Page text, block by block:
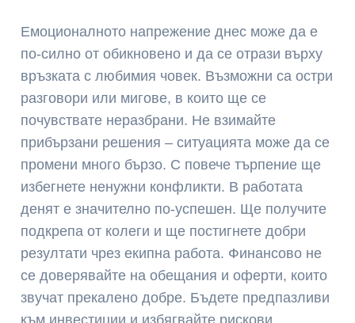
Емоционалното напрежение днес може да е
по-силно от обикновено и да се отрази върху
връзката с любимия човек. Възможни са остри
разговори или мигове, в които ще се
почувствате неразбрани. Не взимайте
прибързани решения – ситуацията може да се
промени много бързо. С повече търпение ще
избегнете ненужни конфликти. В работата
денят е значително по-успешен. Ще получите
подкрепа от колеги и ще постигнете добри
резултати чрез екипна работа. Финансово не
се доверявайте на обещания и оферти, които
звучат прекалено добре. Бъдете предпазливи
към инвестиции и избягвайте рискови